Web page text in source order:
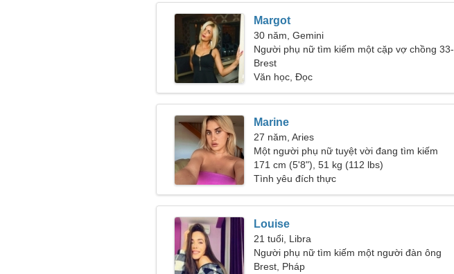
Margot
30 năm, Gemini
Người phụ nữ tìm kiếm một cặp vợ chồng 33-
42
Brest
Văn học, Đọc
Marine
27 năm, Aries
Một người phụ nữ tuyệt vời đang tìm kiếm
bạn bè
171 cm (5'8"), 51 kg (112 lbs)
Tình yêu đích thực
Louise
21 tuổi, Libra
Người phụ nữ tìm kiếm một người đàn ông
Brest, Pháp